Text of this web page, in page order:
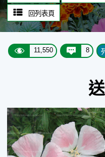
回列表頁
11,550 8